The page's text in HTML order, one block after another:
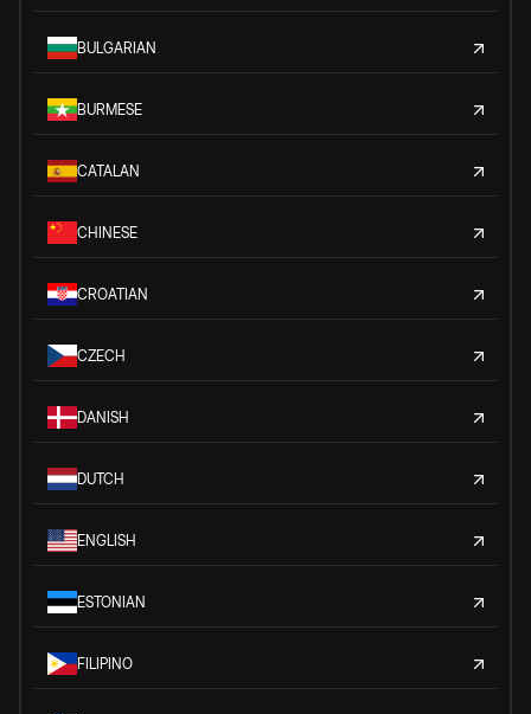
BULGARIAN
BURMESE
CATALAN
CHINESE
CROATIAN
CZECH
DANISH
DUTCH
ENGLISH
ESTONIAN
FILIPINO